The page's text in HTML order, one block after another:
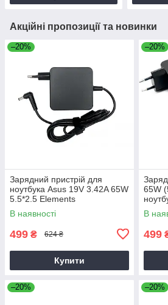
Акційні пропозиції та новинки
–20%
Зарядний пристрій для
ноутбука Asus 19V 3.42A 65W
5.5*2.5 Elements
В наявності
499 ₴ 624 ₴
Купити
–20%
65W
В
499
–20% –20%